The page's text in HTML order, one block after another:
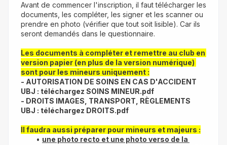
Avant de commencer l'inscription, il faut télécharger les
documents, les compléter, les signer et les scanner ou
prendre en photo (vérifier que tout soit lisible). Car ils
seront demandés dans le questionnaire.
Les documents à compléter et remettre au club en
version papier (en plus de la version numérique)
sont pour les mineurs uniquement :
- AUTORISATION DE SOINS EN CAS D'ACCIDENT
UBJ : téléchargez SOINS MINEUR.pdf
- DROITS IMAGES, TRANSPORT, RÈGLEMENTS
UBJ : téléchargez DROITS.pdf
Il faudra aussi préparer pour mineurs et majeurs :
une photo recto et une photo verso de la